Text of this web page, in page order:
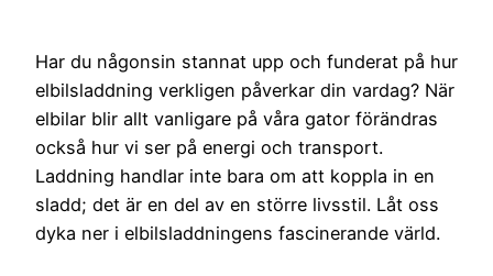
Har du någonsin stannat upp och funderat på hur
elbilsladdning verkligen påverkar din vardag? När
elbilar blir allt vanligare på våra gator förändras
också hur vi ser på energi och transport.
Laddning handlar inte bara om att koppla in en
sladd; det är en del av en större livsstil. Låt oss
dyka ner i elbilsladdningens fascinerande värld.